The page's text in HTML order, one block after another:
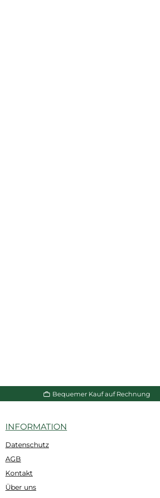
Bequemer Kauf auf Rechnung
INFORMATION
Datenschutz
AGB
Kontakt
Über uns